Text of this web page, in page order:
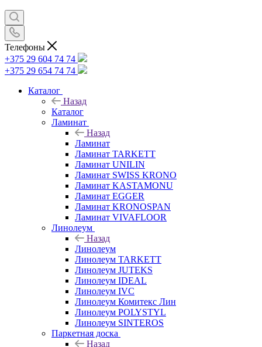
Телефоны
+375 29 604 74 74
+375 29 654 74 74
Каталог
Назад
Каталог
Ламинат
Назад
Ламинат
Ламинат TARKETT
Ламинат UNILIN
Ламинат SWISS KRONO
Ламинат KASTAMONU
Ламинат EGGER
Ламинат KRONOSPAN
Ламинат VIVAFLOOR
Линолеум
Назад
Линолеум
Линолеум TARKETT
Линолеум JUTEKS
Линолеум IDEAL
Линолеум IVC
Линолеум Комитекс Лин
Линолеум POLYSTYL
Линолеум SINTEROS
Паркетная доска
Назад